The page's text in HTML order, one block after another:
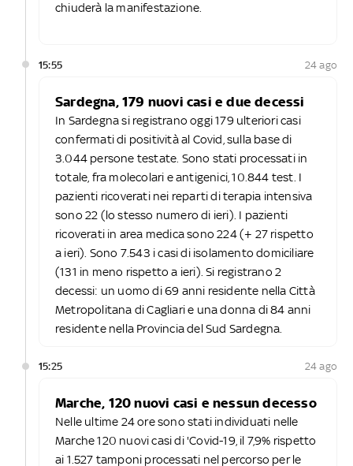
chiuderà la manifestazione.
15:55 24 ago
Sardegna, 179 nuovi casi e due decessi
In Sardegna si registrano oggi 179 ulteriori casi
confermati di positività al Covid, sulla base di
3.044 persone testate. Sono stati processati in
totale, fra molecolari e antigenici, 10.844 test. I
pazienti ricoverati nei reparti di terapia intensiva
sono 22 (lo stesso numero di ieri). I pazienti
ricoverati in area medica sono 224 (+ 27 rispetto
a ieri). Sono 7.543 i casi di isolamento domiciliare
(131 in meno rispetto a ieri). Si registrano 2
decessi: un uomo di 69 anni residente nella Città
Metropolitana di Cagliari e una donna di 84 anni
residente nella Provincia del Sud Sardegna.
15:25 24 ago
Marche, 120 nuovi casi e nessun decesso
Nelle ultime 24 ore sono stati individuati nelle
Marche 120 nuovi casi di 'Covid-19, il 7,9% rispetto
ai 1.527 tamponi processati nel percorso per le